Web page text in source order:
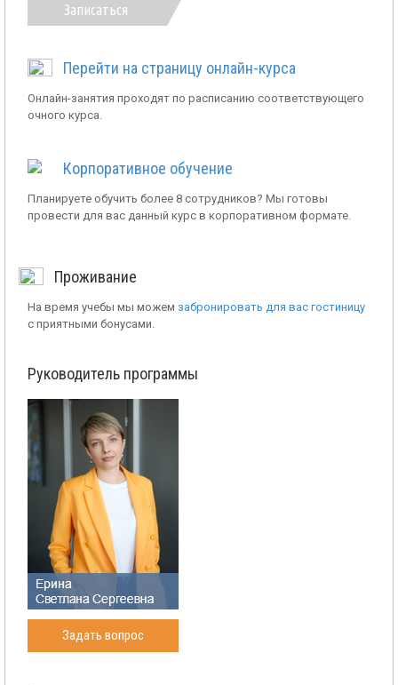
Записаться
Перейти на страницу онлайн-курса
Онлайн-занятия проходят по расписанию соответствующего
очного курса.
Корпоративное обучение
Планируете обучить более 8 сотрудников? Мы готовы
провести для вас данный курс в корпоративном формате.
Проживание
На время учебы мы можем забронировать для вас гостиницу
с приятными бонусами.
Руководитель программы
Задать вопрос